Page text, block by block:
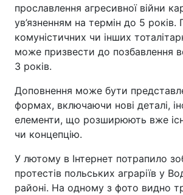
прославлення агресивної війни
ув’язненням на термін до 5 років.
комуністичних чи інших
може призвести до позбавлення
3 років.
Доповнення може бути
формах, включаючи нові деталі,
елементи, що розширюють вже
чи концепцію.
У лютому в Інтернет потрапило
протестів польських аграріїв у
районі. На одному з фото видно